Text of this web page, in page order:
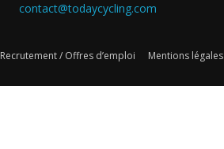
contact@todaycycling.com
Recrutement / Offres d’emploi Mentions légales